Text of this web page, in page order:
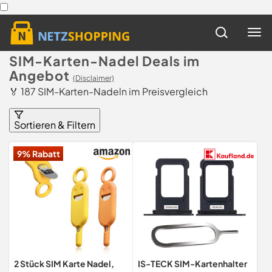
SIM-Karten-Nadel Deals im
Angebot (Disclaimer)
🏅 187 SIM-Karten-Nadeln im Preisvergleich
Sortieren & Filtern
9% Rabatt
2 Stück SIM Karte Nadel,
IS-TECK SIM-Kartenhalter